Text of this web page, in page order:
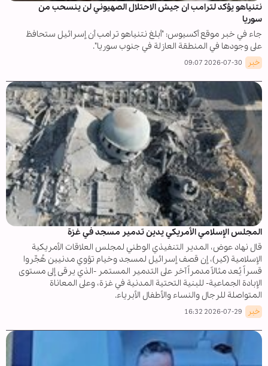
نتنياهو يؤكد لترامب ان جيش الاحتلال الصهيوني لن ينسحب من
سوريا
جاء في خبر موقع أكسيوس: "أبلغ نتنياهو ترامب أن إسرائيل ستحافظ
على وجودها في المنطقة العازلة في جنوب سوريا".
خبر 2026-07-30 09:07
المجلس الإسلامي الأمريكي يدين تدمير مسجد في غزة
قال نهاد عوض، المدير التنفيذي الوطني لمجلس العلاقات الأمريكية
الإسلامية (كير)، إن قصف إسرائيل لمسجد وخيام تؤوي مدنيين هُجِّروا
قسراً يُعد مثالاً مدمراً آخر على التدمير المستمر -الذي يرقى إلى مستوى
الإبادة الجماعية- للبنية التحتية المدنية في غزة، وعلى المعاناة
المتواصلة للرجال والنساء والأطفال الأبرياء.
خبر 2026-07-29 16:32